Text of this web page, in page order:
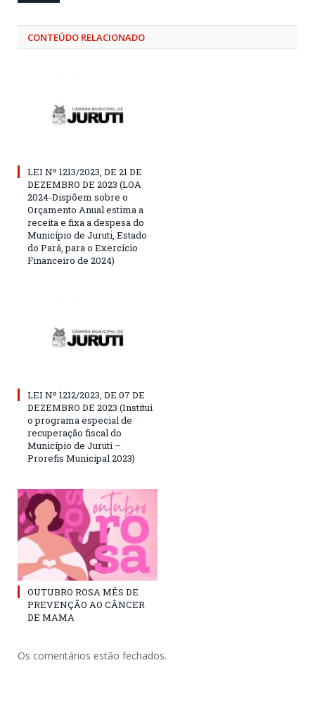
CONTEÚDO RELACIONADO
LEI Nº 1213/2023, DE 21 DE
DEZEMBRO DE 2023 (LOA
2024-Dispõem sobre o
Orçamento Anual estima a
receita e fixa a despesa do
Município de Juruti, Estado
do Pará, para o Exercício
Financeiro de 2024)
LEI Nº 1212/2023, DE 07 DE
DEZEMBRO DE 2023 (Institui
o programa especial de
recuperação fiscal do
Município de Juruti –
Prorefis Municipal 2023)
OUTUBRO ROSA MÊS DE
PREVENÇÃO AO CÂNCER
DE MAMA
Os comentários estão fechados.